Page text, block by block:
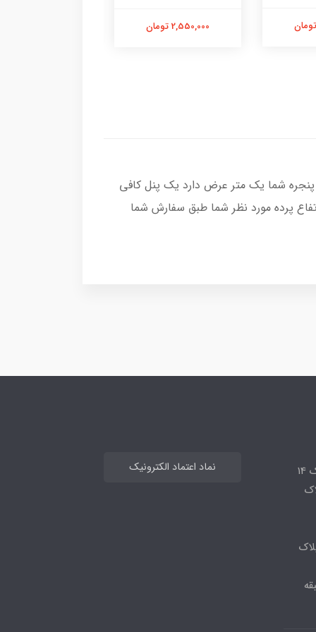
2,550,000 تومان
شما یک متر عرض دارد یک پنل کافی
پرده مورد نظر شما طبق سفارش شما
نماد اعتماد الکترونیک